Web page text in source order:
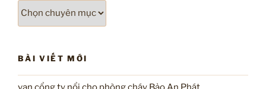
Chuyên
mục
BÀI VIẾT MỚI